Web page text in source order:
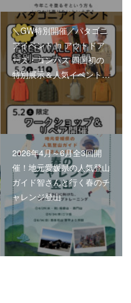
＼GW特別開催／パタゴニ
アイベント in アウトドア
ーズ・コンパス 四国初の
特別展示＆人気イベント…
2026年4月～6月全3回開
催！地元愛媛県の人気登山
ガイド智さんと行く春のチ
ャレンジ登山